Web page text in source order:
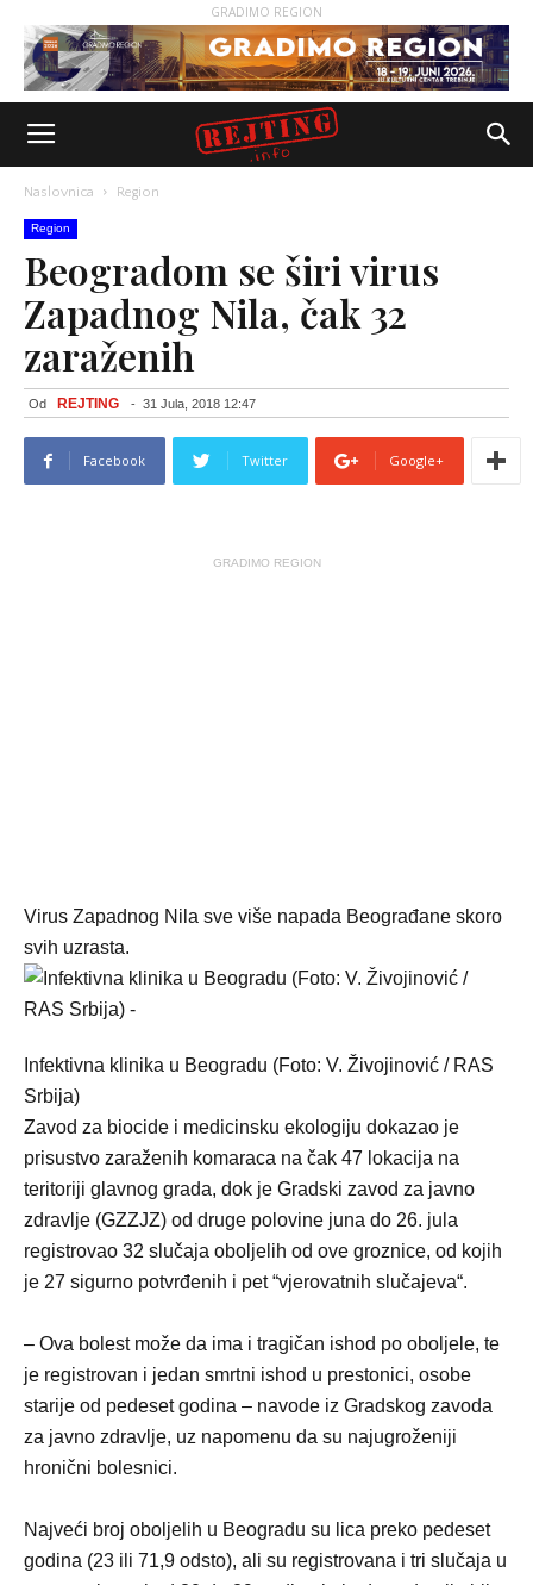
GRADIMO REGION
Naslovnica Region
Region
Beogradom se širi virus
Zapadnog Nila, čak 32
zaraženih
Od REJTING - 31 Jula, 2018 12:47
Facebook Twitter Google+
GRADIMO REGION
Virus Zapadnog Nila sve više napada Beograđane skoro
svih uzrasta.
Infektivna klinika u Beogradu (Foto: V. Živojinović / RAS
Srbija)
Zavod za biocide i medicinsku ekologiju dokazao je
prisustvo zaraženih komaraca na čak 47 lokacija na
teritoriji glavnog grada, dok je Gradski zavod za javno
zdravlje (GZZЈZ) od druge polovine juna do 26. jula
registrovao 32 slučaja oboljelih od ove groznice, od kojih
je 27 sigurno potvrđenih i pet “vjerovatnih slučajeva“.
– Ova bolest može da ima i tragičan ishod po oboljele, te
je registrovan i jedan smrtni ishod u prestonici, osobe
starije od pedeset godina – navode iz Gradskog zavoda
za javno zdravlje, uz napomenu da su najugroženiji
hronični bolesnici.
Najveći broj oboljelih u Beogradu su lica preko pedeset
godina (23 ili 71,9 odsto), ali su registrovana i tri slučaja u